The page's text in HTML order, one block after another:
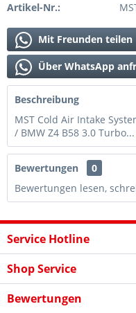
Artikel-Nr.:
Mit Freunden teilen
Über WhatsApp
Beschreibung
MST Cold Air Intake
/ BMW Z4 B58 3.0 Turbo...
Bewertungen
0
Bewertungen lesen,
Service Hotline
Shop Service
Bewertungen